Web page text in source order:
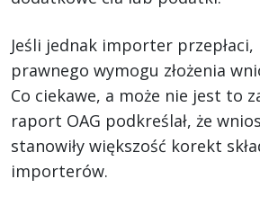
Jeśli jednak importer przepłaci,
prawnego wymogu złożenia
Co ciekawe, a może nie jest to
raport OAG podkreślał, że
stanowiły większość korekt
importerów.